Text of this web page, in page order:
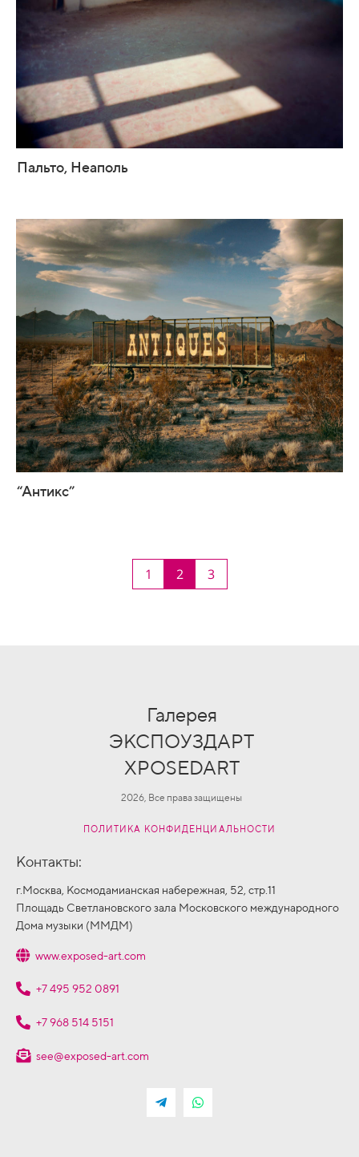
Пальто, Неаполь
“Антикс”
1 2 3
Галерея
ЭКСПОУЗДАРТ
XPOSEDART
2026, Все права защищены
ПОЛИТИКА КОНФИДЕНЦИАЛЬНОСТИ
Контакты:
г.Москва, Космодамианская набережная, 52, стр.11
Площадь Светлановского зала Московского международного
Дома музыки (ММДМ)
www.exposed-art.com
+7 495 952 0891
+7 968 514 5151
see@exposed-art.com